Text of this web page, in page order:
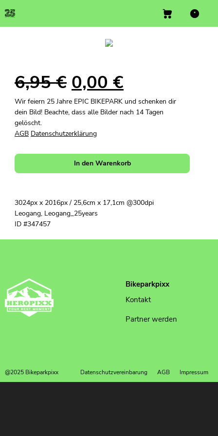
6,95€ 0,00€
Wir feiern 25 Jahre EPIC BIKEPARK und schenken dir
dein Bild! Beachte, dass alle Bilder nach 14 Tagen
gelöscht.
AGB Datenschutzerklärung
In den Warenkorb
3024px x 2016px / 25,6cm x 17,1cm @300dpi
Leogang, Leogang_25years
ID #347457
Bikeparkpixx
Kontakt
Partner werden
@2025 Bikeparkpixx Datenschutzvereinbarung AGB Impressum